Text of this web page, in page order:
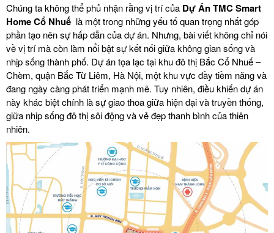
Chúng ta không thể phủ nhận rằng vị trí của Dự ÁnTMC Smart
Home Cổ Nhuế là một trong những yếu tố quan trọng nhất góp
phần tạo nên sự hấp dẫn của dự án. Nhưng, bài viết không chỉ nói
về vị trí mà còn làm nổi bật sự kết nối giữa không gian sống và
nhịp sống thành phố. Dự án tọa lạc tại khu đô thị Bắc Cổ Nhuế –
Chèm, quận Bắc Từ Liêm, Hà Nội, một khu vực đầy tiềm năng và
đang ngày càng phát triển mạnh mẽ. Tuy nhiên, điều khiến dự án
này khác biệt chính là sự giao thoa giữa hiện đại và truyền thống,
giữa nhịp sống đô thị sôi động và vẻ đẹp thanh bình của thiên
nhiên.